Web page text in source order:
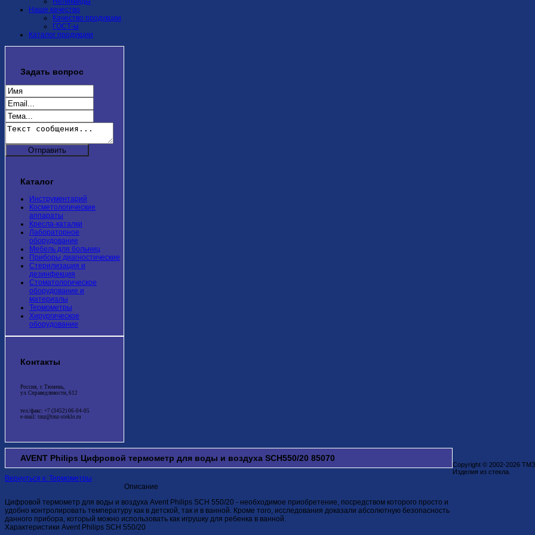
Наше качество
Качество продукции
ГОСТ-ы
Каталог продукции
Задать вопрос
Каталог
Инструментарий
Косметологические
аппараты
Кресла-каталки
Лабораторное
оборудование
Мебель для больниц
Приборы диагностические
Стерилизация и
дезинфекция
Стоматологическое
оборудование и
материалы
Термометры
Хирургическое
оборудование
Контакты
Россия, г. Тюмень,
ул. Справедливости, 612
тел./факс: +7 (3452) 06-04-05
e-mail: tmz@tmz-steklo.ru
AVENT Philips Цифровой термометр для воды и воздуха SCH550/20 85070
Вернуться к: Термометры
Описание
Цифровой термометр для воды и воздуха Avent Philips SCH 550/20 - необходимое приобретение, посредством которого просто и
удобно контролировать температуру как в детской, так и в ванной. Кроме того, исследования доказали абсолютную безопасность
данного прибора, который можно использовать как игрушку для ребенка в ванной.
Характеристики Avent Philips SCH 550/20
Copyright © 2002-2026
Изделия из стекла.